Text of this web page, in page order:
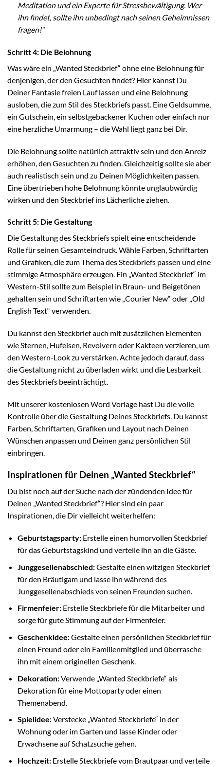
Meditation und ein Experte für Stressbewältigung. Wer
ihn findet, sollte ihn unbedingt nach seinen Geheimnissen
fragen!“
Schritt 4: Die Belohnung
Was wäre ein „Wanted Steckbrief“ ohne eine Belohnung für
denjenigen, der den Gesuchten findet? Hier kannst Du
Deiner Fantasie freien Lauf lassen und eine Belohnung
ausloben, die zum Stil des Steckbriefs passt. Eine Geldsumme,
ein Gutschein, ein selbstgebackener Kuchen oder einfach nur
eine herzliche Umarmung – die Wahl liegt ganz bei Dir.
Die Belohnung sollte natürlich attraktiv sein und den Anreiz
erhöhen, den Gesuchten zu finden. Gleichzeitig sollte sie aber
auch realistisch sein und zu Deinen Möglichkeiten passen.
Eine übertrieben hohe Belohnung könnte unglaubwürdig
wirken und den Steckbrief ins Lächerliche ziehen.
Schritt 5: Die Gestaltung
Die Gestaltung des Steckbriefs spielt eine entscheidende
Rolle für seinen Gesamteindruck. Wähle Farben, Schriftarten
und Grafiken, die zum Thema des Steckbriefs passen und eine
stimmige Atmosphäre erzeugen. Ein „Wanted Steckbrief“ im
Western-Stil sollte zum Beispiel in Braun- und Beigetönen
gehalten sein und Schriftarten wie „Courier New“ oder „Old
English Text“ verwenden.
Du kannst den Steckbrief auch mit zusätzlichen Elementen
wie Sternen, Hufeisen, Revolvern oder Kakteen verzieren, um
den Western-Look zu verstärken. Achte jedoch darauf, dass
die Gestaltung nicht zu überladen wirkt und die Lesbarkeit
des Steckbriefs beeinträchtigt.
Mit unserer kostenlosen Word Vorlage hast Du die volle
Kontrolle über die Gestaltung Deines Steckbriefs. Du kannst
Farben, Schriftarten, Grafiken und Layout nach Deinen
Wünschen anpassen und Deinen ganz persönlichen Stil
einbringen.
Inspirationen für Deinen „Wanted Steckbrief“
Du bist noch auf der Suche nach der zündenden Idee für
Deinen „Wanted Steckbrief“? Hier sind ein paar
Inspirationen, die Dir vielleicht weiterhelfen:
Geburtstagsparty:Erstelle einen humorvollen Steckbrief
für das Geburtstagskind und verteile ihn an die Gäste.
Junggesellenabschied:Gestalte einen witzigen Steckbrief
für den Bräutigam und lasse ihn während des
Junggesellenabschieds von seinen Freunden suchen.
Firmenfeier:Erstelle Steckbriefe für die Mitarbeiter und
sorge für gute Stimmung auf der Firmenfeier.
Geschenkidee:Gestalte einen persönlichen Steckbrief für
einen Freund oder ein Familienmitglied und überrasche
ihn mit einem originellen Geschenk.
Dekoration:Verwende „Wanted Steckbriefe“ als
Dekoration für eine Mottoparty oder einen
Themenabend.
Spielidee:Verstecke „Wanted Steckbriefe“ in der
Wohnung oder im Garten und lasse Kinder oder
Erwachsene auf Schatzsuche gehen.
Hochzeit:Erstelle Steckbriefe vom Brautpaar und verteile